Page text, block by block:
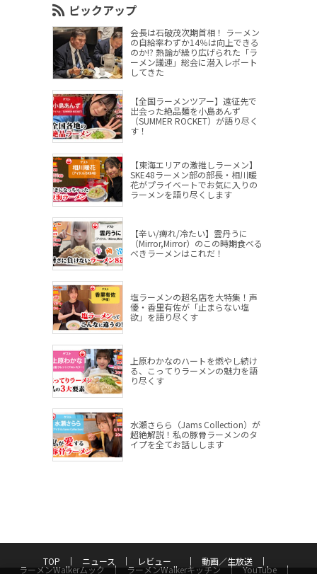
ピックアップ
会長は石破茂次期首相！ ラーメン
の自給率わずか14％は向上できる
のか!? 熱論が繰り広げられた「ラ
ーメン議連」総会に潜入レポート
してきた
【全国ラーメンツアー】遠征先で
出会った絶品麺を小島あんず
（SUMMER ROCKET）が語り尽く
す！
【東海エリアの激推しラーメン】
SKE48ラーメン部の部長・相川暖
花がプライベートでお気に入りの
ラーメンを語り尽くします
【辛い/痺れ/冷たい】雲丹うに
（Mirror,Mirror）のこの時期食べる
べきラーメンはこれだ！
塩ラーメンの超名店を大特集！声
優・香里有佐が「止まらない塩
欲」を語り尽くす
上原わかなのハートを燃やし続け
る、こってりラーメンの魅力を語
り尽くす
水瀬さらら（Jams Collection）が
超絶解説！私の豚骨ラーメンのタ
イプを全てお話しします
TOP ニュース レビュー 動画／生放送
ラーメンWalkerムック ラーメンWalkerキッチン YouTube